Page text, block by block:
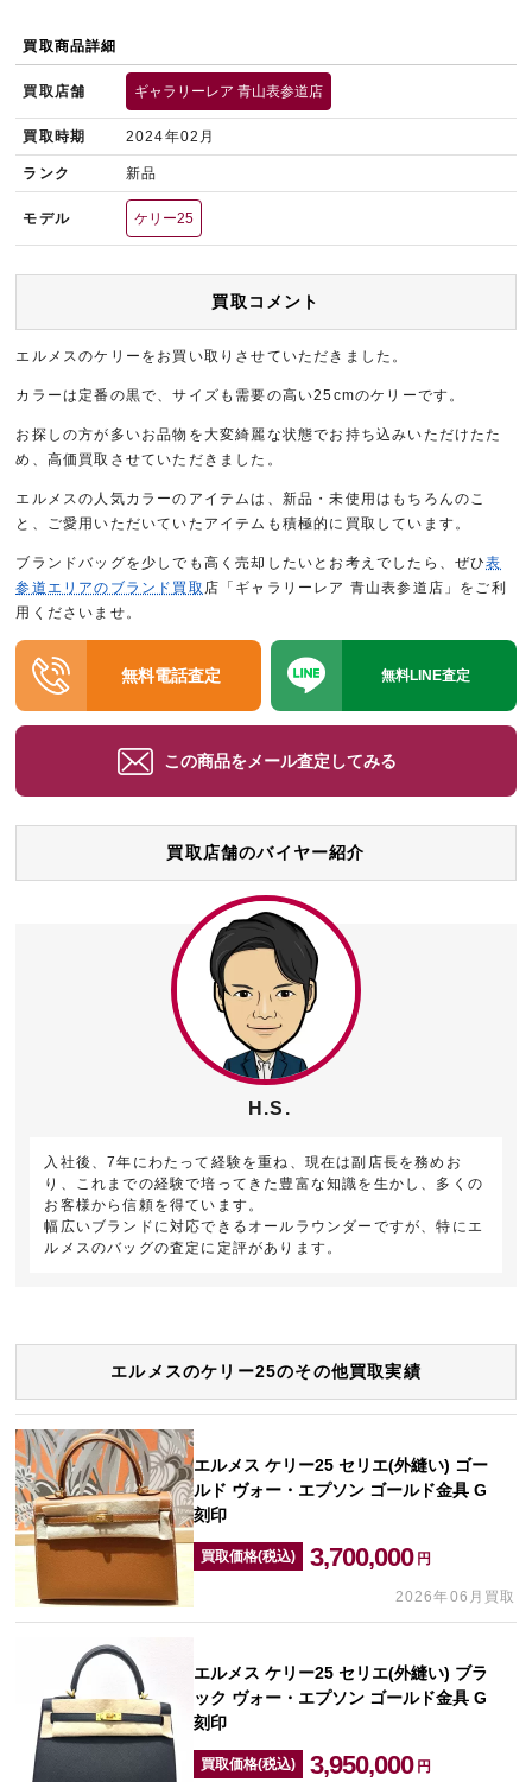
買取商品詳細
買取店舗 ギャラリーレア 青山表参道店
買取時期 2024年02月
ランク 新品
モデル ケリー25
買取コメント
エルメスのケリーをお買い取りさせていただきました。
カラーは定番の黒で、サイズも需要の高い25cmのケリーです。
お探しの方が多いお品物を大変綺麗な状態でお持ち込みいただけたた
め、高価買取させていただきました。
エルメスの人気カラーのアイテムは、新品・未使用はもちろんのこ
と、ご愛用いただいていたアイテムも積極的に買取しています。
ブランドバッグを少しでも高く売却したいとお考えでしたら、ぜひ表
参道エリアのブランド買取 店「ギャラリーレア 青山表参道店」をご利
用くださいませ。
無料電話査定 無料LINE査定
この商品をメール査定してみる
買取店舗のバイヤー紹介
H.S.
入社後、7年にわたって経験を重ね、現在は副店長を務めお
り、これまでの経験で培ってきた豊富な知識を生かし、多くの
お客様から信頼を得ています。
幅広いブランドに対応できるオールラウンダーですが、特にエ
ルメスのバッグの査定に定評があります。
エルメスのケリー25のその他買取実績
エルメス ケリー25 セリエ(外縫い) ゴー
ルド ヴォー・エプソン ゴールド金具 G
刻印
買取価格(税込) 3,700,000 円
2026年06月買取
エルメス ケリー25 セリエ(外縫い) ブラ
ック ヴォー・エプソン ゴールド金具 G
刻印
買取価格(税込) 3,950,000 円